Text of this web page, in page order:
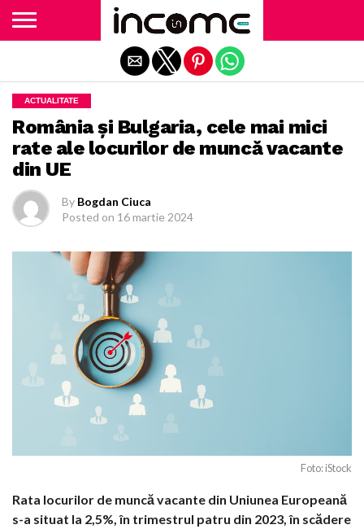
ACTUALITATE
România și Bulgaria, cele mai mici
rate ale locurilor de muncă vacante
din UE
By Bogdan Ciuca
Posted on 16 martie 2024
Foto: iStock
Rata locurilor de muncă vacante din Uniunea Europeană
s-a situat la 2,5%, în trimestrul patru din 2023, în scădere
Exit mobile version